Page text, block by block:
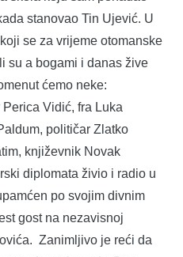
stanovao Tin Ujević. U
se za vrijeme otomanske
su a bogami i danas žive
ćemo neke:
Vidić, fra Luka
političar Zlatko
književnik Novak
diplomata živio i radio u
po svojim divnim
gost na nezavisnoj
Zanimljivo je reći da